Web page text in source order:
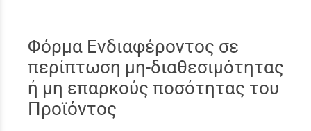
Φόρμα Ενδιαφέροντος σε
περίπτωση μη-διαθεσιμότητας
ή μη επαρκούς ποσότητας του
Προϊόντος